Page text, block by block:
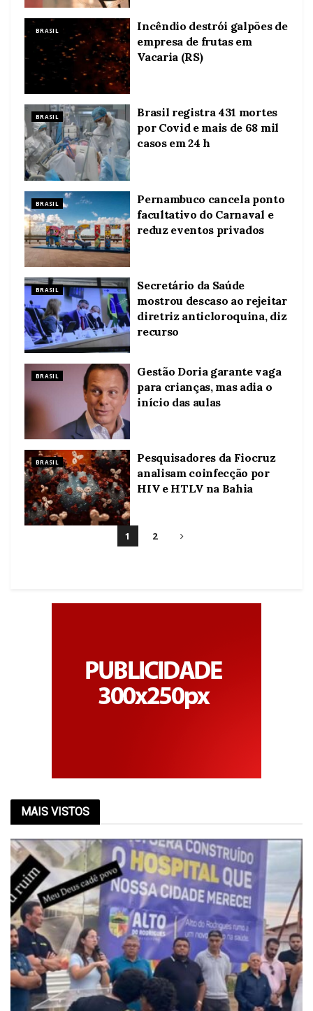
BRASIL
Incêndio destrói galpões de
empresa de frutas em
Vacaria (RS)
BRASIL
Brasil registra 431 mortes
por Covid e mais de 68 mil
casos em 24 h
BRASIL
Pernambuco cancela ponto
facultativo do Carnaval e
reduz eventos privados
BRASIL
Secretário da Saúde
mostrou descaso ao rejeitar
diretriz anticloroquina, diz
recurso
BRASIL
Gestão Doria garante vaga
para crianças, mas adia o
início das aulas
BRASIL
Pesquisadores da Fiocruz
analisam coinfecção por
HIV e HTLV na Bahia
1 2
MAIS VISTOS